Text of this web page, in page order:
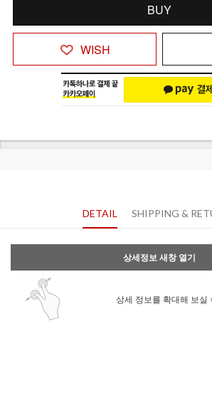
BUY
WISH
DETAIL SHIPPING &
상세정보 새창 열기
상세 정보를 확대해 보실